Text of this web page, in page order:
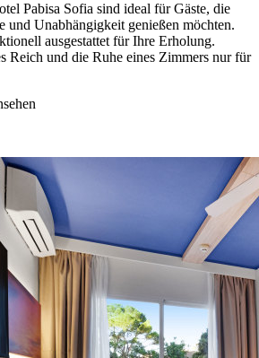
Pabisa Sofia sind ideal für Gäste, die
und Unabhängigkeit genießen möchten.
ausgestattet für Ihre Erholung.
Reich und die Ruhe eines Zimmers nur für